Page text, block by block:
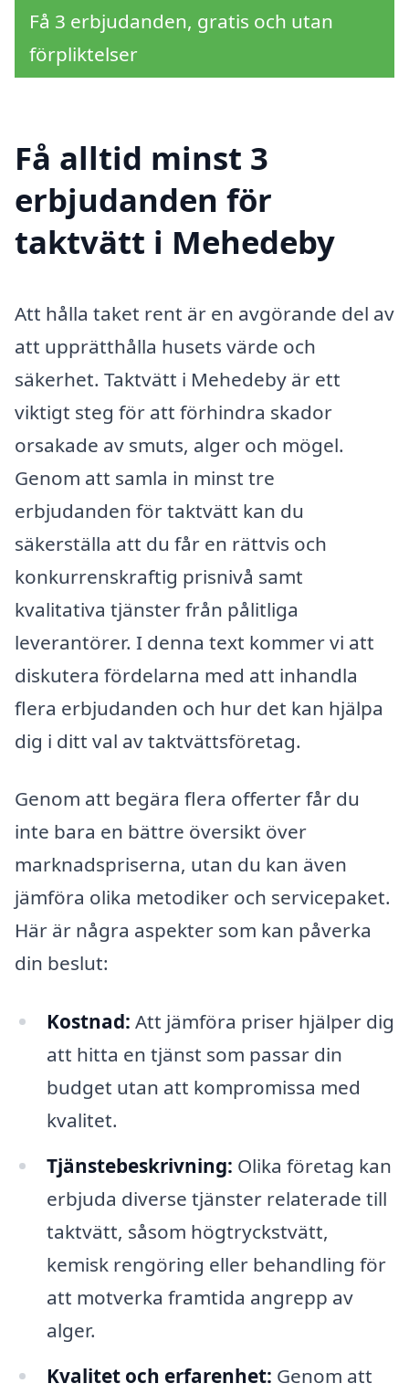
Få 3 erbjudanden, gratis och utan
förpliktelser
Få alltid minst 3
erbjudanden för
taktvätt i Mehedeby
Att hålla taket rent är en avgörande del av
att upprätthålla husets värde och
säkerhet. Taktvätt i Mehedeby är ett
viktigt steg för att förhindra skador
orsakade av smuts, alger och mögel.
Genom att samla in minst tre
erbjudanden för taktvätt kan du
säkerställa att du får en rättvis och
konkurrenskraftig prisnivå samt
kvalitativa tjänster från pålitliga
leverantörer. I denna text kommer vi att
diskutera fördelarna med att inhandla
flera erbjudanden och hur det kan hjälpa
dig i ditt val av taktvättsföretag.
Genom att begära flera offerter får du
inte bara en bättre översikt över
marknadspriserna, utan du kan även
jämföra olika metodiker och servicepaket.
Här är några aspekter som kan påverka
din beslut:
Kostnad: Att jämföra priser hjälper dig
att hitta en tjänst som passar din
budget utan att kompromissa med
kvalitet.
Tjänstebeskrivning: Olika företag kan
erbjuda diverse tjänster relaterade till
taktvätt, såsom högtryckstvätt,
kemisk rengöring eller behandling för
att motverka framtida angrepp av
alger.
Kvalitet och erfarenhet: Genom att